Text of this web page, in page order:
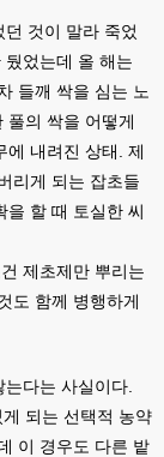
것이 말라 죽었
었는데 올 해는
들깨 싹을 심는 노
풀의 싹을 어떻게
에 내려진 상태. 제
리게 되는 잡초들
을 할 때 토실한 씨
제초제만 뿌리는
도 함께 병행하게
다는 사실이다.
되는 선택적 농약
이 경우도 다른 밭